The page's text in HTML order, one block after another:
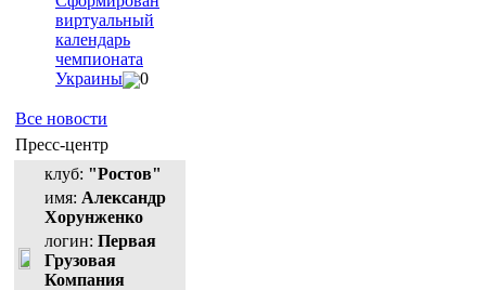
виртуальный
календарь
чемпионата
Украины
0
Все новости
Пресс-центр
клуб: "Ростов"
имя: Александр
Хорунженко
логин: Первая
Грузовая
Компания